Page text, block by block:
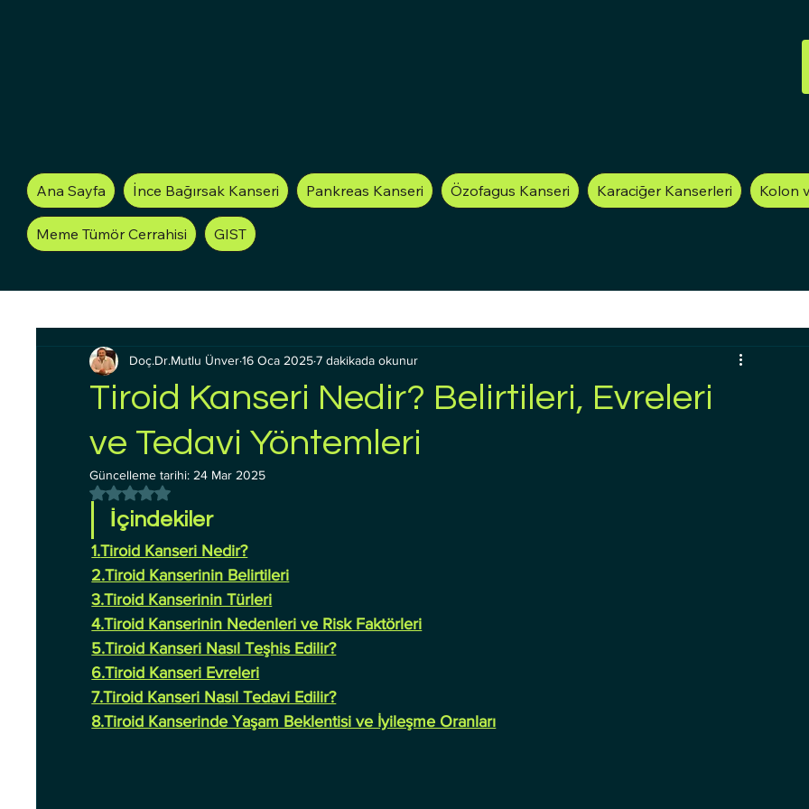
Ana Sayfa İnce Bağırsak Kanseri Pankreas Kanseri Özofagus Kanseri Karaciğer Kanserleri Kolon
Meme Tümör Cerrahisi GIST
Tiroid Kanseri Nedir? Belirtileri, Evreleri
ve Tedavi Yöntemleri
Doç.Dr.Mutlu Ünver 16 Oca 2025 7 dakikada okunur
Güncelleme tarihi: 24 Mar 2025
5 üzerinden NaN yıldız
İçindekiler
1.Tiroid Kanseri Nedir?
2.Tiroid Kanserinin Belirtileri
3.Tiroid Kanserinin Türleri
4.Tiroid Kanserinin Nedenleri ve Risk Faktörleri
5.Tiroid Kanseri Nasıl Teşhis Edilir?
6.Tiroid Kanseri Evreleri
7.Tiroid Kanseri Nasıl Tedavi Edilir?
8.Tiroid Kanserinde Yaşam Beklentisi ve İyileşme Oranları